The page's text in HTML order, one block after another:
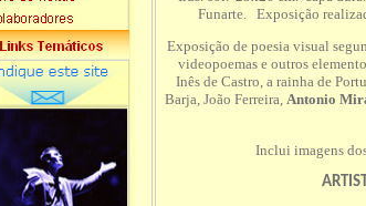
Funarte. Exposição
Exposição de poesia visual
videopoemas e outros
Inês de Castro, a rainha de
Barja, João Ferreira, Antonio
Inclui imagens